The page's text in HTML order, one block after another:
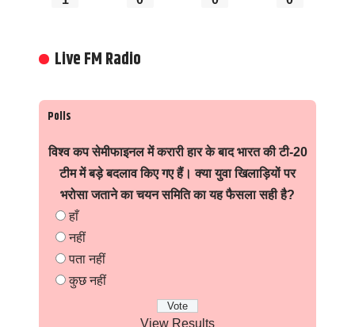
Live FM Radio
Polls
विश्व कप सेमीफाइनल में करारी हार के बाद भारत की टी-20
टीम में बड़े बदलाव किए गए हैं। क्या युवा खिलाड़ियों पर
भरोसा जताने का चयन समिति का यह फैसला सही है?
हाँ
नहीं
पता नहीं
कुछ नहीं
View Results